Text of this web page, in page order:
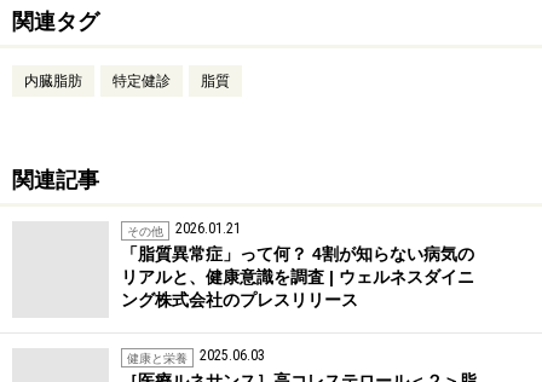
関連タグ
内臓脂肪 特定健診 脂質
関連記事
その他 2026.01.21
「脂質異常症」って何？ 4割が知らない病気の
リアルと、健康意識を調査 | ウェルネスダイニ
ング株式会社のプレスリリース
健康と栄養 2025.06.03